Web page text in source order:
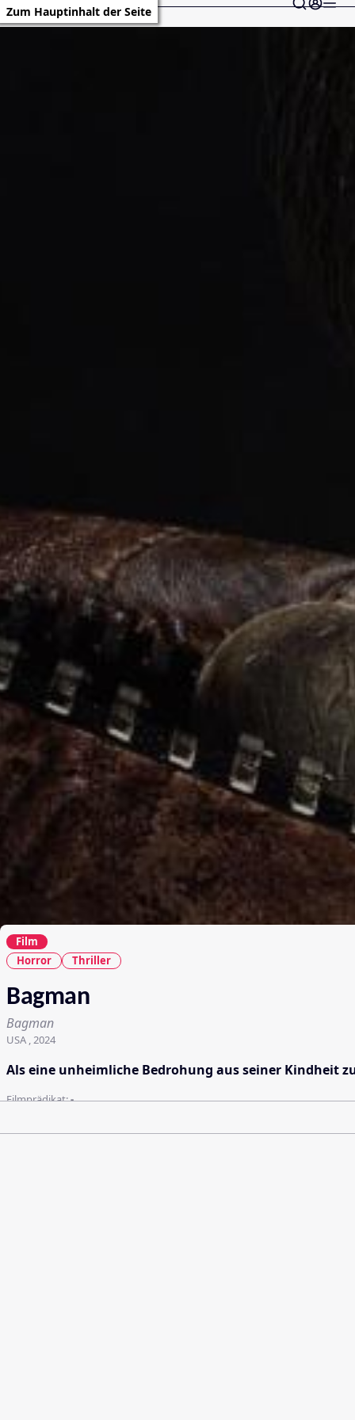
Zum Hauptinhalt der Seite
Film
Horror
Thriller
Bagman
Bagman
USA , 2024
Als eine unheimliche Bedrohung aus seiner Kindheit
Filmprädikat:-